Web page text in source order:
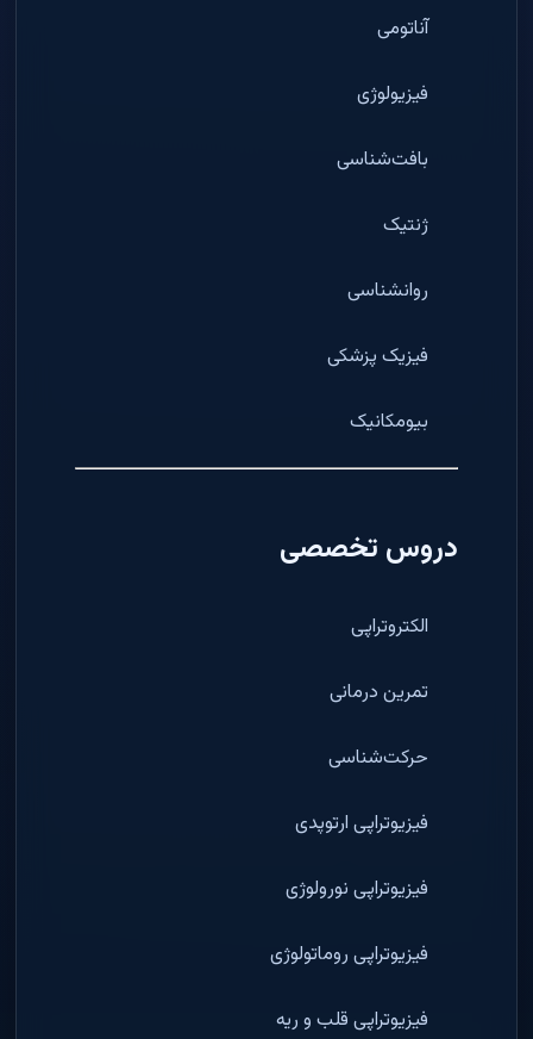
آناتومی
فیزیولوژی
بافت‌شناسی
ژنتیک
روانشناسی
فیزیک پزشکی
بیومکانیک
دروس تخصصی
الکتروتراپی
تمرین درمانی
حرکت‌شناسی
فیزیوتراپی ارتوپدی
فیزیوتراپی نورولوژی
فیزیوتراپی روماتولوژی
فیزیوتراپی قلب و ریه